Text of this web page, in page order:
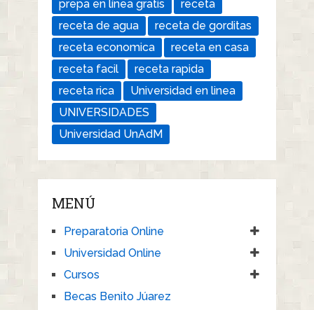
prepa en línea gratis
receta
receta de agua
receta de gorditas
receta economica
receta en casa
receta facil
receta rapida
receta rica
Universidad en linea
UNIVERSIDADES
Universidad UnAdM
MENÚ
Preparatoria Online
Universidad Online
Cursos
Becas Benito Júarez